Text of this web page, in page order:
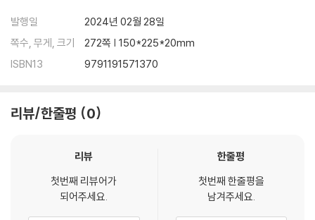
발행일
2024년 02월 28일
쪽수, 무게, 크기
272쪽 | 150*225*20mm
ISBN13
9791191571370
리뷰/한줄평 0
리뷰
첫번째 리뷰어가
되어주세요.
한줄평
첫번째 한줄평을
남겨주세요.